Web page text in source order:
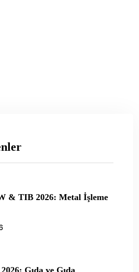
& TIB 2026: Metal İşleme
Gıda ve Gıda